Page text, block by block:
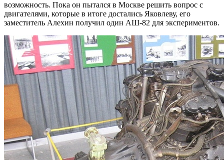
возможность. Пока он пытался в Москве решить вопрос с
двигателями, которые в итоге достались Яковлеву, его
заместитель Алехин получил один АШ-82 для экспериментов.